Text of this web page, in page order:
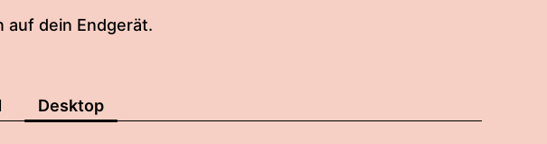
auf dein Endgerät.
Desktop